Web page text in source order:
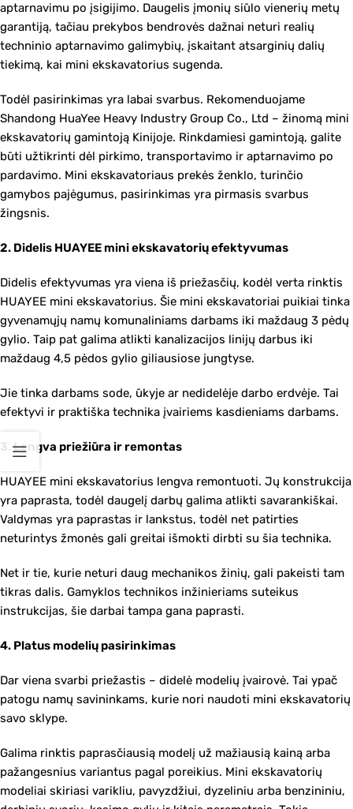
aptarnavimu po įsigijimo. Daugelis įmonių siūlo vienerių metų
garantiją, tačiau prekybos bendrovės dažnai neturi realių
techninio aptarnavimo galimybių, įskaitant atsarginių dalių
tiekimą, kai mini ekskavatorius sugenda.
Todėl pasirinkimas yra labai svarbus. Rekomenduojame
Shandong HuaYee Heavy Industry Group Co., Ltd – žinomą mini
ekskavatorių gamintoją Kinijoje. Rinkdamiesi gamintoją, galite
būti užtikrinti dėl pirkimo, transportavimo ir aptarnavimo po
pardavimo. Mini ekskavatoriaus prekės ženklo, turinčio
gamybos pajėgumus, pasirinkimas yra pirmasis svarbus
žingsnis.
2. Didelis HUAYEE mini ekskavatorių efektyvumas
Didelis efektyvumas yra viena iš priežasčių, kodėl verta rinktis
HUAYEE mini ekskavatorius. Šie mini ekskavatoriai puikiai tinka
gyvenamųjų namų komunaliniams darbams iki maždaug 3 pėdų
gylio. Taip pat galima atlikti kanalizacijos linijų darbus iki
maždaug 4,5 pėdos gylio giliausiose jungtyse.
Jie tinka darbams sode, ūkyje ar nedidelėje darbo erdvėje. Tai
efektyvi ir praktiška technika įvairiems kasdieniams darbams.
3. Lengva priežiūra ir remontas
HUAYEE mini ekskavatorius lengva remontuoti. Jų konstrukcija
yra paprasta, todėl daugelį darbų galima atlikti savarankiškai.
Valdymas yra paprastas ir lankstus, todėl net patirties
neturintys žmonės gali greitai išmokti dirbti su šia technika.
Net ir tie, kurie neturi daug mechanikos žinių, gali pakeisti tam
tikras dalis. Gamyklos technikos inžinieriams suteikus
instrukcijas, šie darbai tampa gana paprasti.
4. Platus modelių pasirinkimas
Dar viena svarbi priežastis – didelė modelių įvairovė. Tai ypač
patogu namų savininkams, kurie nori naudoti mini ekskavatorių
savo sklype.
Galima rinktis paprasčiausią modelį už mažiausią kainą arba
pažangesnius variantus pagal poreikius. Mini ekskavatorių
modeliai skiriasi varikliu, pavyzdžiui, dyzeliniu arba benzininiu,